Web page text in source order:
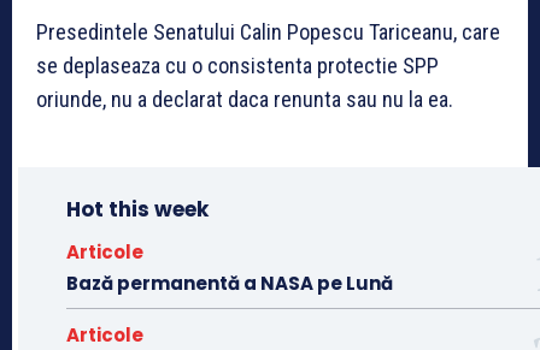
Presedintele Senatului Calin Popescu Tariceanu, care
se deplaseaza cu o consistenta protectie SPP
oriunde, nu a declarat daca renunta sau nu la ea.
Hot this week
Articole
Bază permanentă a NASA pe Lună
Articole